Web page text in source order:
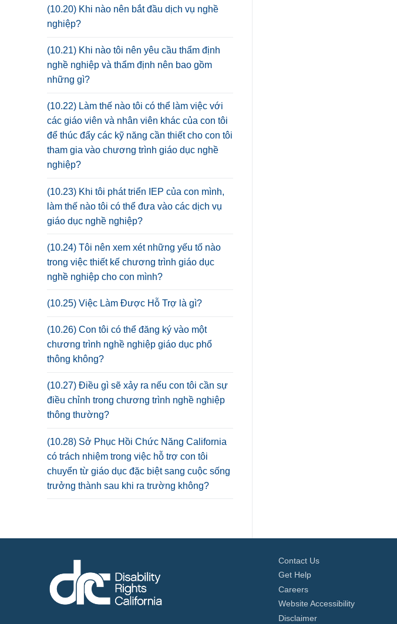
(10.20) Khi nào nên bắt đầu dịch vụ nghề
nghiệp?
(10.21) Khi nào tôi nên yêu cầu thẩm định
nghề nghiệp và thẩm định nên bao gồm
những gì?
(10.22) Làm thế nào tôi có thể làm việc với
các giáo viên và nhân viên khác của con tôi
để thúc đẩy các kỹ năng cần thiết cho con tôi
tham gia vào chương trình giáo dục nghề
nghiệp?
(10.23) Khi tôi phát triển IEP của con mình,
làm thế nào tôi có thể đưa vào các dịch vụ
giáo dục nghề nghiệp?
(10.24) Tôi nên xem xét những yếu tố nào
trong việc thiết kế chương trình giáo dục
nghề nghiệp cho con mình?
(10.25) Việc Làm Được Hỗ Trợ là gì?
(10.26) Con tôi có thể đăng ký vào một
chương trình nghề nghiệp giáo dục phổ
thông không?
(10.27) Điều gì sẽ xảy ra nếu con tôi cần sự
điều chỉnh trong chương trình nghề nghiệp
thông thường?
(10.28) Sở Phục Hồi Chức Năng California
có trách nhiệm trong việc hỗ trợ con tôi
chuyển từ giáo dục đặc biệt sang cuộc sống
trưởng thành sau khi ra trường không?
Contact Us
Get Help
Careers
Website Accessibility
Disclaimer